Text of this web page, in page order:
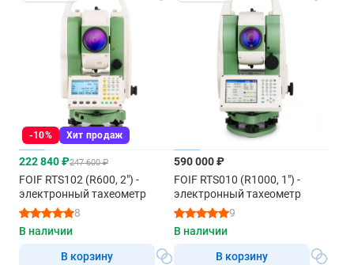
-10% Хит продаж
222 840 ₽247 600 ₽
FOIF RTS102 (R600, 2") -
электронный тахеометр
8
В наличии
В корзину
590 000 ₽
FOIF RTS010 (R1000, 1") -
электронный тахеометр
9
В наличии
В корзину